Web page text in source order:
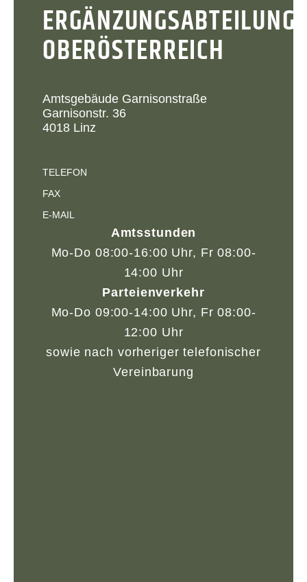
ERGÄNZUNGSABTEILUNG
OBERÖSTERREICH
Amtsgebäude Garnisonstraße
Garnisonstr. 36
4018 Linz
TELEFON
FAX
E-MAIL
Amtsstunden
Mo-Do 08:00-16:00 Uhr, Fr 08:00-
14:00 Uhr
Parteienverkehr
Mo-Do 09:00-14:00 Uhr, Fr 08:00-
12:00 Uhr
sowie nach vorheriger telefonischer
Vereinbarung